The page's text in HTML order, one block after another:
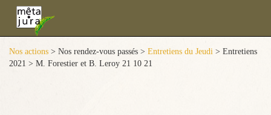
Mêta-
Nos actions > Nos rendez-vous passés > Entretiens du Jeudi > Entretiens
2021 > M. Forestier et B. Leroy 21 10 21